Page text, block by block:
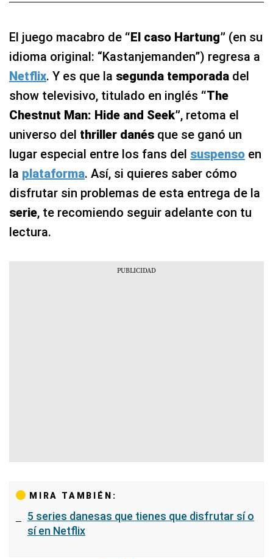
El juego macabro de “El caso Hartung” (en su
idioma original: “Kastanjemanden”) regresa a
Netflix. Y es que la segunda temporada del
show televisivo, titulado en inglés “The
Chestnut Man: Hide and Seek”, retoma el
universo del thriller danés que se ganó un
lugar especial entre los fans del suspenso en
la plataforma. Así, si quieres saber cómo
disfrutar sin problemas de esta entrega de la
serie, te recomiendo seguir adelante con tu
lectura.
MIRA TAMBIÉN:
5 series danesas que tienes que disfrutar sí o
sí en Netflix